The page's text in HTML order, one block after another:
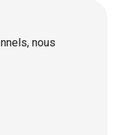
nous